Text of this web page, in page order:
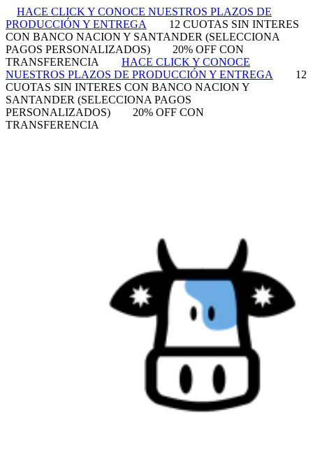
HACE CLICK Y CONOCE NUESTROS PLAZOS DE
PRODUCCIÓN Y ENTREGA
12 CUOTAS SIN INTERES
CON BANCO NACION Y SANTANDER (SELECCIONA
PAGOS PERSONALIZADOS)
20% OFF CON
TRANSFERENCIA
HACE CLICK Y CONOCE
NUESTROS PLAZOS DE PRODUCCIÓN Y ENTREGA
12
CUOTAS SIN INTERES CON BANCO NACION Y
SANTANDER (SELECCIONA PAGOS
PERSONALIZADOS)
20% OFF CON
TRANSFERENCIA